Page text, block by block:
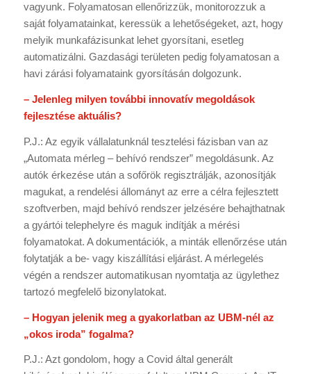
vagyunk. Folyamatosan ellenőrizzük, monitorozzuk a
saját folyamatainkat, keressük a lehetőségeket, azt, hogy
melyik munkafázisunkat lehet gyorsítani, esetleg
automatizálni. Gazdasági területen pedig folyamatosan a
havi zárási folyamataink gyorsításán dolgozunk.
– Jelenleg milyen további innovatív megoldások
fejlesztése aktuális?
P.J.: Az egyik vállalatunknál tesztelési fázisban van az
„Automata mérleg – behívó rendszer” megoldásunk. Az
autók érkezése után a sofőrök regisztrálják, azonosítják
magukat, a rendelési állományt az erre a célra fejlesztett
szoftverben, majd behívó rendszer jelzésére behajthatnak
a gyártói telephelyre és maguk indítják a mérési
folyamatokat. A dokumentációk, a minták ellenőrzése után
folytatják a be- vagy kiszállítási eljárást. A mérlegelés
végén a rendszer automatikusan nyomtatja az ügylethez
tartozó megfelelő bizonylatokat.
– Hogyan jelenik meg a gyakorlatban az UBM-nél az
„okos iroda” fogalma?
P.J.: Azt gondolom, hogy a Covid által generált